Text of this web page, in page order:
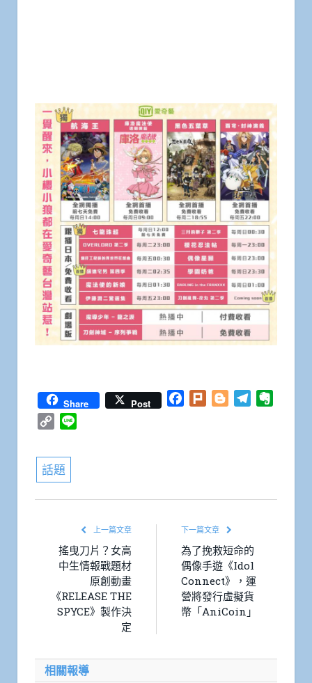
Share Post Facebook
Plurk BloggerTelegram
Copy
話題
上一篇文章
搖曳刀片？女高
中生情報戰題材
原創動畫
《RELEASE THE
SPYCE》製作決
定
下一篇文章
為了挽救短命的
偶像手遊《Idol
Connect》，運
營將發行虛擬貨
幣「AniCoin」
相關報導